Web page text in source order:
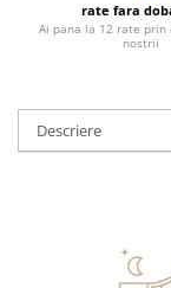
rate fara
Ai pana la 12 rate prin
nostrii
Descriere